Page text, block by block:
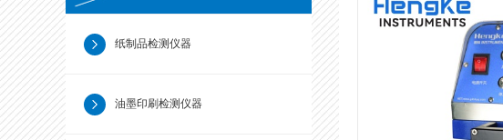
纸制品检测仪器
油墨印刷检测仪器